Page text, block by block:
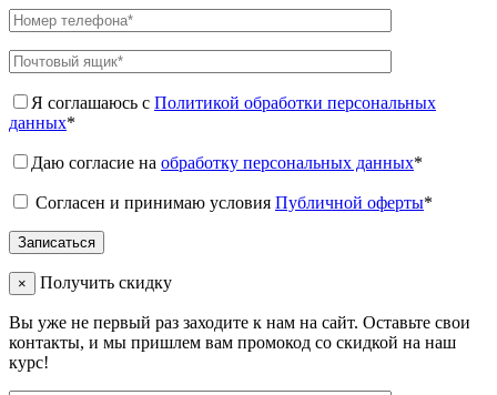
Я соглашаюсь с Политикой обработки персональных
данных*
Даю согласие на обработку персональных данных*
Согласен и принимаю условия Публичной оферты*
× Получить скидку
Вы уже не первый раз заходите к нам на сайт. Оставьте свои
контакты, и мы пришлем вам промокод со скидкой на наш
курс!